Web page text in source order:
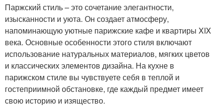
Паржский стиль – это сочетание элегантности,
изысканности и уюта. Он создает атмосферу,
напоминающую уютные парижские кафе и квартиры XIX
века. Основные особенности этого стиля включают
использование натуральных материалов, мягких цветов
и классических элементов дизайна. На кухне в
парижском стиле вы чувствуете себя в теплой и
гостеприимной обстановке, где каждый предмет имеет
свою историю и изящество.